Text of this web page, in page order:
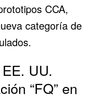
CCA,
categoría de
UU.
“FQ” en